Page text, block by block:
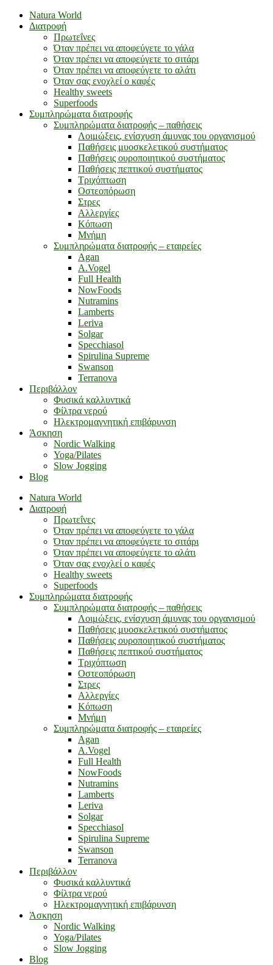
Natura World
Διατροφή
Πρωτεΐνες
Όταν πρέπει να αποφεύγετε το γάλα
Όταν πρέπει να αποφεύγετε το σιτάρι
Όταν πρέπει να αποφεύγετε το αλάτι
Όταν σας ενοχλεί ο καφές
Healthy sweets
Superfoods
Συμπληρώματα διατροφής
Συμπληρώματα διατροφής – παθήσεις
Λοιμώξεις, ενίσχυση άμυνας του οργανισμού
Παθήσεις μυοσκελετικού συστήματος
Παθήσεις ουροποιητικού συστήματος
Παθήσεις πεπτικού συστήματος
Τριχόπτωση
Οστεοπόρωση
Στρες
Αλλεργίες
Κόπωση
Μνήμη
Συμπληρώματα διατροφής – εταιρείες
Agan
A.Vogel
Full Health
NowFoods
Nutramins
Lamberts
Leriva
Solgar
Specchiasol
Spirulina Supreme
Swanson
Terranova
Περιβάλλον
Φυσικά καλλυντικά
Φίλτρα νερού
Ηλεκτρομαγνητική επιβάρυνση
Άσκηση
Nordic Walking
Yoga/Pilates
Slow Jogging
Blog
Natura World
Διατροφή
Πρωτεΐνες
Όταν πρέπει να αποφεύγετε το γάλα
Όταν πρέπει να αποφεύγετε το σιτάρι
Όταν πρέπει να αποφεύγετε το αλάτι
Όταν σας ενοχλεί ο καφές
Healthy sweets
Superfoods
Συμπληρώματα διατροφής
Συμπληρώματα διατροφής – παθήσεις
Λοιμώξεις, ενίσχυση άμυνας του οργανισμού
Παθήσεις μυοσκελετικού συστήματος
Παθήσεις ουροποιητικού συστήματος
Παθήσεις πεπτικού συστήματος
Τριχόπτωση
Οστεοπόρωση
Στρες
Αλλεργίες
Κόπωση
Μνήμη
Συμπληρώματα διατροφής – εταιρείες
Agan
A.Vogel
Full Health
NowFoods
Nutramins
Lamberts
Leriva
Solgar
Specchiasol
Spirulina Supreme
Swanson
Terranova
Περιβάλλον
Φυσικά καλλυντικά
Φίλτρα νερού
Ηλεκτρομαγνητική επιβάρυνση
Άσκηση
Nordic Walking
Yoga/Pilates
Slow Jogging
Blog